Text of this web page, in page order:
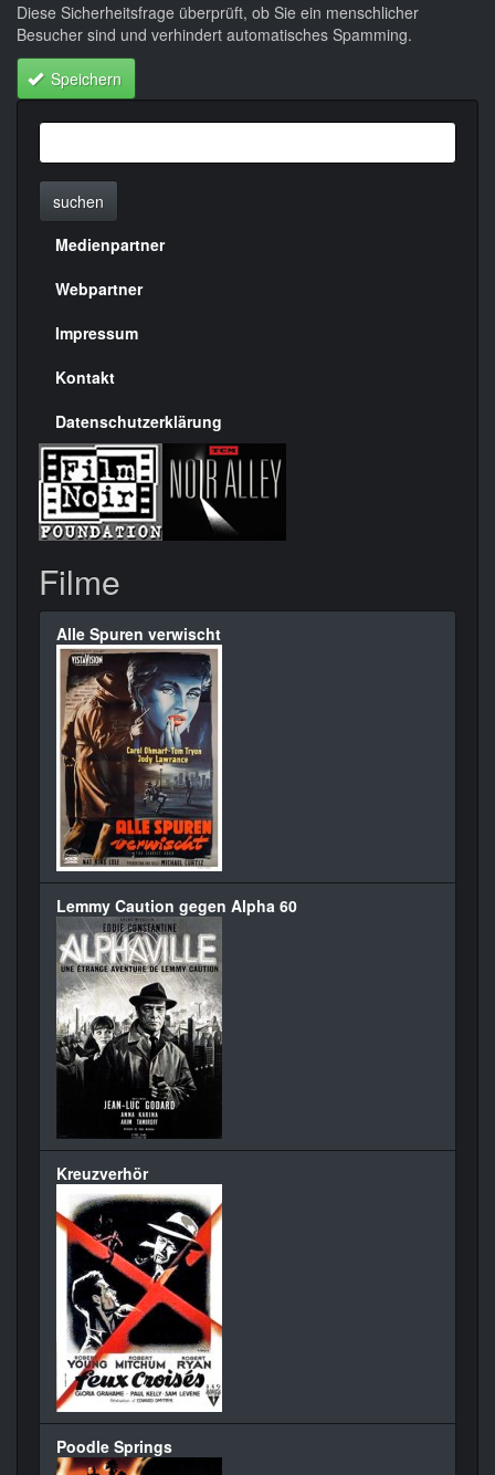
Diese Sicherheitsfrage überprüft, ob Sie ein menschlicher
Besucher sind und verhindert automatisches Spamming.
Speichern
suchen
Menülinks
rechte
Seite
Medienpartner
Webpartner
Impressum
Kontakt
Datenschutzerklärung
Filme
Alle Spuren verwischt
Lemmy Caution gegen Alpha 60
Kreuzverhör
Poodle Springs